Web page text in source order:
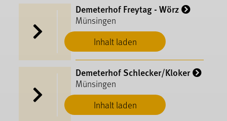
Inhalt laden
Demeterhof Freytag - Wörz
Münsingen
Inhalt laden
Demeterhof Schlecker/Kloker
Münsingen